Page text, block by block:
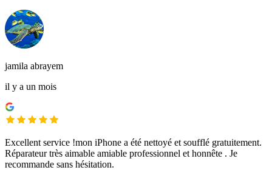
jamila abrayem
il y a un mois
Excellent service !mon iPhone a été nettoyé et soufflé gratuitement.
Réparateur très aimable amiable professionnel et honnête . Je
recommande sans hésitation.